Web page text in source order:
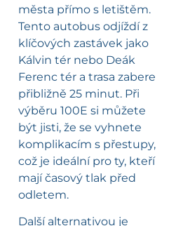
města přímo s letištěm.
Tento autobus odjíždí z
klíčových zastávek jako
Kálvin tér nebo Deák
Ferenc tér a trasa zabere
přibližně 25 minut. Při
výběru 100E si můžete
být jisti, že se vyhnete
komplikacím s přestupy,
což je ideální pro ty, kteří
mají časový tlak před
odletem.
Další alternativou je